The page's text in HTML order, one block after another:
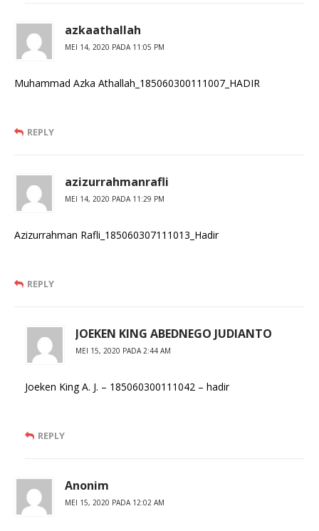
azkaathallah
MEI 14, 2020 PADA 11:05 PM
Muhammad Azka Athallah_185060300111007_HADIR
REPLY
azizurrahmanrafli
MEI 14, 2020 PADA 11:29 PM
Azizurrahman Rafli_185060307111013_Hadir
REPLY
JOEKEN KING ABEDNEGO JUDIANTO
MEI 15, 2020 PADA 2:44 AM
Joeken King A. J. – 185060300111042 – hadir
REPLY
Anonim
MEI 15, 2020 PADA 12:02 AM